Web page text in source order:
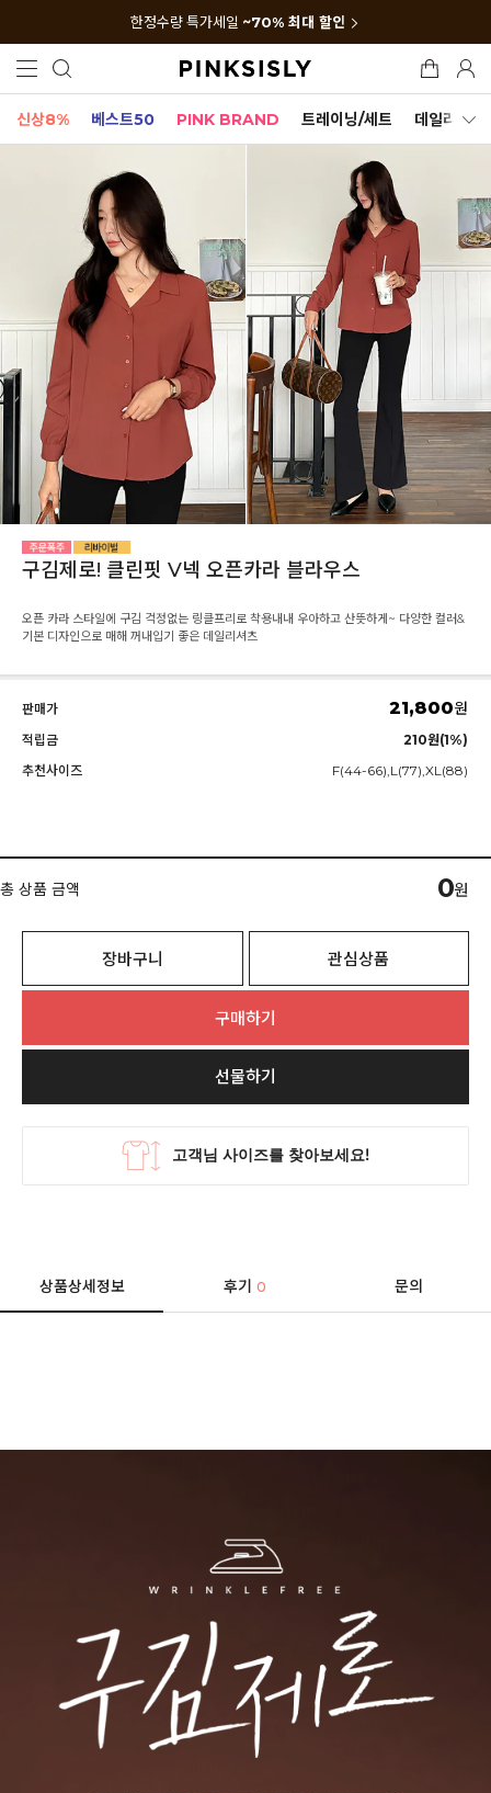
한정수량 특가세일 ~70% 최대 할인
신상8% 베스트50 PINK BRAND 트레이닝/세트 데일리세트
구김제로! 클린핏 V넥 오픈카라 블라우스
오픈 카라 스타일에 구김 걱정없는 링클프리로 착용내내 우아하고 산뜻하게~ 다양한 컬러&
기본 디자인으로 매해 꺼내입기 좋은 데일리셔츠
판매가 21,800원
적립금
210원(1%)
추천사이즈
F(44-66),L(77),XL(88)
총 상품 금액 0원
장바구니 관심상품
구매하기
선물하기
상품상세정보 후기0 문의